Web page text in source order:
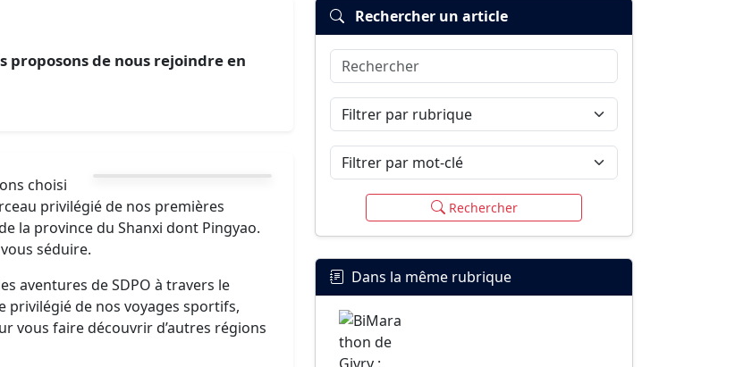
proposons de nous rejoindre en
choisi
privilégié de nos premières
la province du Shanxi dont Pingyao.
séduire.
aventures de SDPO à travers le
privilégié de nos voyages sportifs,
vous faire découvrir d’autres régions
Rechercher un article
Rechercher
Filtrer par rubrique
Filtrer par mot-clé
Rechercher
Dans la même rubrique